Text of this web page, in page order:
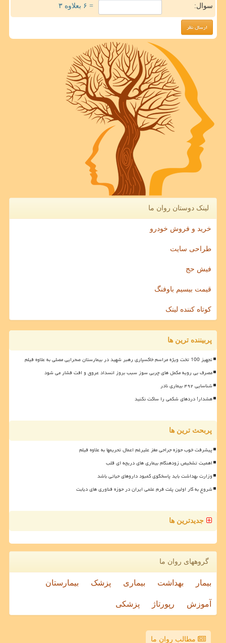
سوال: = ۶ بعلاوه ۳
لینک دوستان روان ما
خرید و فروش خودرو
طراحی سایت
فیش حج
قیمت بیسیم باوفنگ
کوتاه کننده لینک
پربیننده ترین ها
تجهیز 100 تخت ویژه مراسم خاکسپاری رهبر شهید در بیمارستان صحرایی مصلی به علاوه فیلم
مصرف بی رویه مکمل های چربی سوز سبب بروز انسداد عروق و افت فشار می شود
شناسایی ۴۹۲ بیماری نادر
هشدار! دردهای شکمی را ساکت نکنید
پربحث ترین ها
پیشرفت خوب حوزه جراحی مغز علیرغم اعمال تحریمها به علاوه فیلم
اهمیت تشخیص زودهنگام بیماری های دریچه ای قلب
وزارت بهداشت باید پاسخگوی کمبود داروهای حیاتی باشد
شروع به کار اولین پلت فرم علمی ایران در حوزه فناوری های دیابت
جدیدترین ها
گروههای روان ما
بیمار بهداشت بیماری پزشک بیمارستان
آموزش رپورتاژ پزشکی
مطالب روان ما